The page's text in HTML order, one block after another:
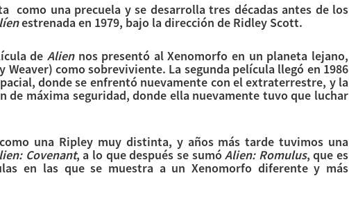
como una precuela y se desarrolla tres décadas antes de los
estrenada en 1979, bajo la dirección de Ridley Scott.
de Aliennos presentó al Xenomorfo en un planeta lejano,
Weaver) como sobreviviente. La segunda película llegó en 1986
donde se enfrentó nuevamente con el extraterrestre, y la
de máxima seguridad, donde ella nuevamente tuvo que luchar
una Ripley muy distinta, y años más tarde tuvimos una
Covenant, a lo que después se sumóAlien: Romulus, que es
en las que se muestra a un Xenomorfo diferente y más